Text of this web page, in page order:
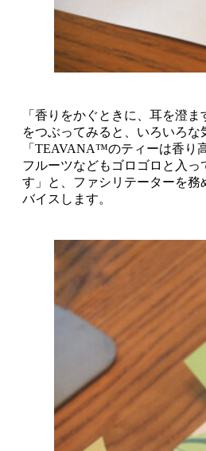
「香りをかぐときに、耳を澄
をつぶってみると、いろいろな
「TEAVANA™のティーは香り
フルーツなどもゴロゴロと入っ
す」と、ファシリテーターを務
バイスします。